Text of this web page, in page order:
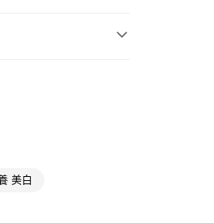
支付方式。 讓您購物簡單
。
的連結，可透過四大超商
美白